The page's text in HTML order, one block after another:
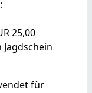
25,00
Jagdschein
für